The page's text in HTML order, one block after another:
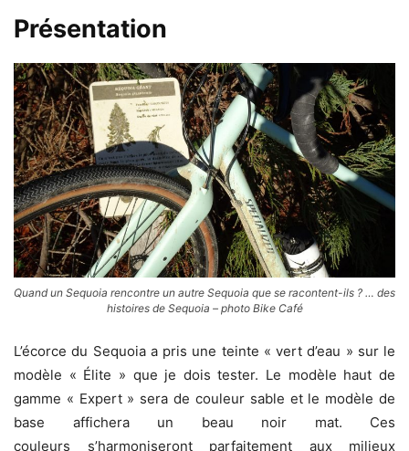
Présentation
Quand un Sequoia rencontre un autre Sequoia que se racontent-ils ? … des
histoires de Sequoia – photo Bike Café
L’écorce du Sequoia a pris une teinte « vert d’eau » sur le
modèle « Élite » que je dois tester. Le modèle haut de
gamme « Expert » sera de couleur sable et le modèle de
base affichera un beau noir mat. Ces
couleurs s’harmoniseront parfaitement aux milieux